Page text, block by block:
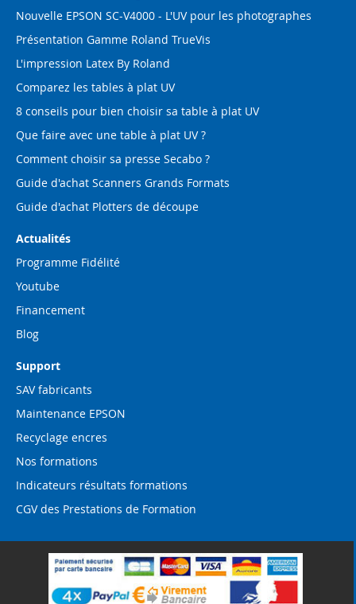
Nouvelle EPSON SC-V4000 - L'UV pour les photographes
Présentation Gamme Roland TrueVis
L'impression Latex By Roland
Comparez les tables à plat UV
8 conseils pour bien choisir sa table à plat UV
Que faire avec une table à plat UV ?
Comment choisir sa presse Secabo ?
Guide d'achat Scanners Grands Formats
Guide d'achat Plotters de découpe
Actualités
Programme Fidélité
Youtube
Financement
Blog
Support
SAV fabricants
Maintenance EPSON
Recyclage encres
Nos formations
Indicateurs résultats formations
CGV des Prestations de Formation